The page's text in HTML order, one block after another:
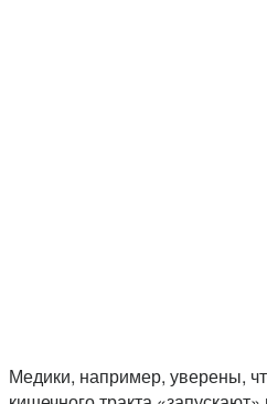
Медики, например, уверены,